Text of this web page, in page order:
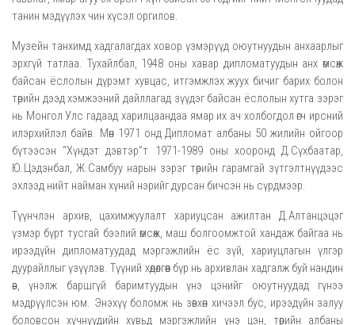
танин мэдүүлэх чин хүсэл оргилов.
Музейн танхимд хадгалагдах ховор үзмэрүүд оюутнуудын анхаарлыг
эрхгүй татлаа. Тухайлбал, 1948 оны хавар дипломатуудын анх өмсөж
байсан ёслолын дүрэмт хувцас, итгэмжлэх жуух бичиг барих болон
төрийн дээд хэмжээний дайллагад зүүдэг байсан ёслолын хутга зэрэг
нь Монгол Улс гадаад харилцаандаа ямар их ач холбогдол өгч ирсний
илэрхийлэл байв. Мөн 1971 онд Дипломат албаны 50 жилийн ойгоор
бүтээсэн “Хүндэт дэвтэр”т 1971-1989 оны хооронд Д.Сүхбаатар,
Ю.Цэдэнбал, Ж.Самбуу нарын зэрэг төрийн гарамгай зүтгэлтнүүдээс
эхлээд нийт найман хүний нэрийг дурсан бичсэн нь сүрдмээр.
Түүнчлэн архив, цахимжуулалт хариуцсан ажилтан Д.Алтанцэцэг
үзмэр бүрт тусгай бээлий өмсөж, маш болгоомжтой хандаж байгаа нь
ирээдүйн дипломатуудад мэргэжлийн ёс зүй, хариуцлагын үлгэр
дуурайллыг үзүүлэв. Түүний хөдөлгөөн бүр нь архивлан хадгалж буй нандин
өв, үнэлж баршгүй баримтуудын үнэ цэнийг оюутнуудад гүнээ
мэдрүүлсэн юм. Энэхүү боломж нь зөвхөн хичээл бус, ирээдүйн залуу
боловсон хүчнүүдийн хувьд мэргэжлийн үнэ цэн, төрийн албаны